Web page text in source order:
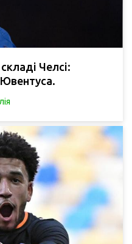
Челсі: